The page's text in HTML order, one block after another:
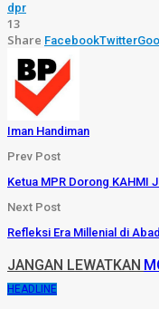
dpr
13
Share FacebookTwitter
Iman Handiman
Prev Post
Ketua MPR Dorong KAHMI
Next Post
Refleksi Era Millenial di
JANGAN LEWATKAN
HEADLINE